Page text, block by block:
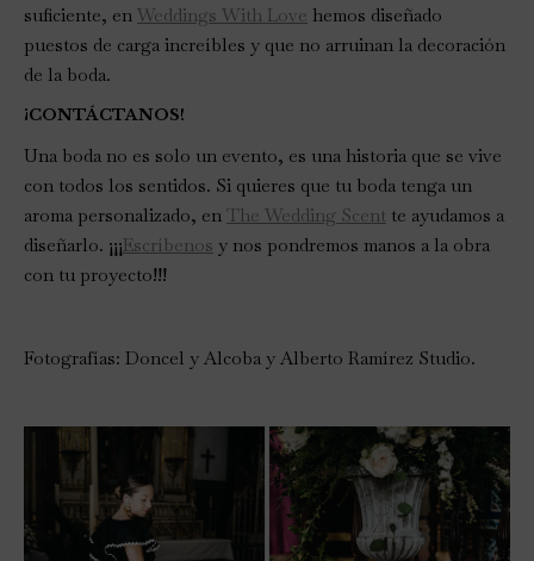
suficiente, en Weddings With Love hemos diseñado
puestos de carga increíbles y que no arruinan la decoración
de la boda.
¡CONTÁCTANOS!
Una boda no es solo un evento, es una historia que se vive
con todos los sentidos. Si quieres que tu boda tenga un
aroma personalizado, en The Wedding Scent te ayudamos a
diseñarlo. ¡¡¡Escríbenos y nos pondremos manos a la obra
con tu proyecto!!!
Fotografías: Doncel y Alcoba y Alberto Ramírez Studio.